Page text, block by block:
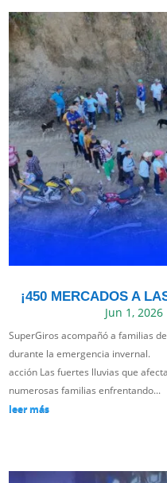
¡450 MERCADOS A
Jun 1, 2026
SuperGiros acompañó a familias
durante la emergencia invernal.
acción Las fuertes lluvias que
numerosas familias enfrentando...
leer más